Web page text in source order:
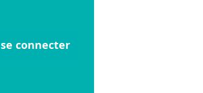
se connecter